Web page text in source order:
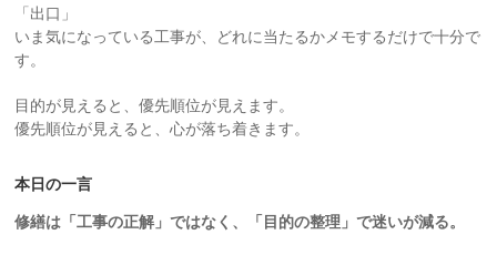
「出口」
いま気になっている工事が、どれに当たるかメモするだけで十分で
す。
目的が見えると、優先順位が見えます。
優先順位が見えると、心が落ち着きます。
本日の一言
修繕は「工事の正解」ではなく、「目的の整理」で迷いが減る。